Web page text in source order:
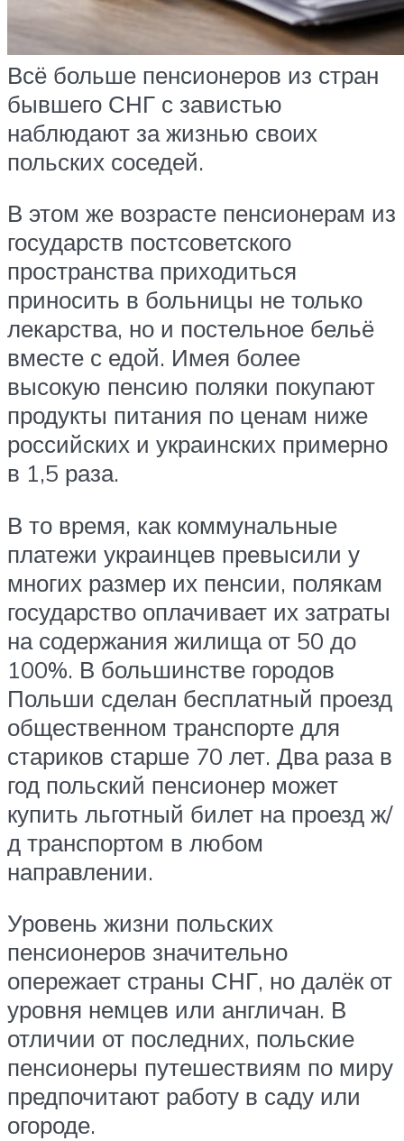
Всё больше пенсионеров из стран
бывшего СНГ с завистью
наблюдают за жизнью своих
польских соседей.
В этом же возрасте пенсионерам из
государств постсоветского
пространства приходиться
приносить в больницы не только
лекарства, но и постельное бельё
вместе с едой. Имея более
высокую пенсию поляки покупают
продукты питания по ценам ниже
российских и украинских примерно
в 1,5 раза.
В то время, как коммунальные
платежи украинцев превысили у
многих размер их пенсии, полякам
государство оплачивает их затраты
на содержания жилища от 50 до
100%. В большинстве городов
Польши сделан бесплатный проезд
общественном транспорте для
стариков старше 70 лет. Два раза в
год польский пенсионер может
купить льготный билет на проезд ж/
д транспортом в любом
направлении.
Уровень жизни польских
пенсионеров значительно
опережает страны СНГ, но далёк от
уровня немцев или англичан. В
отличии от последних, польские
пенсионеры путешествиям по миру
предпочитают работу в саду или
огороде.